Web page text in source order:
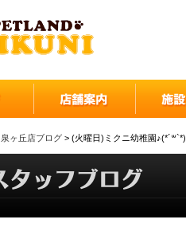
泉ヶ丘店ブログ > (火曜日)ミクニ幼稚園♪(*´꒳`*)